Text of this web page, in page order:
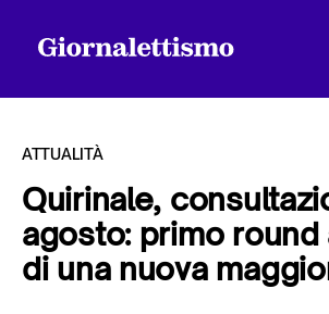
Tutti gli articoli
ATTUALITÀ
Quirinale,
agosto: primo round
di una nuova